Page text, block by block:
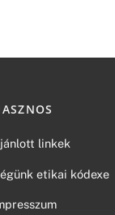
linkek
etikai kódexe